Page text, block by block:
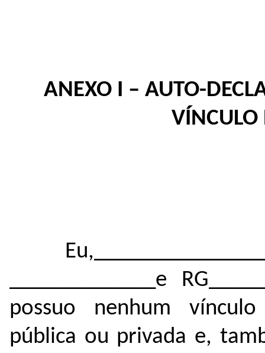
ANEXO I – AUTO-
VÍNCULO
_____________e
possuo nenhum
pública ou privada e,